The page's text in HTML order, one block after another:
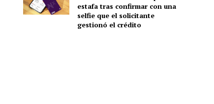
estafa tras confirmar con una
selfie que el solicitante
gestionó el crédito